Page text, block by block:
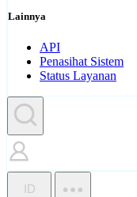
Lainnya
API
Penasihat Sistem
Status Layanan
ID